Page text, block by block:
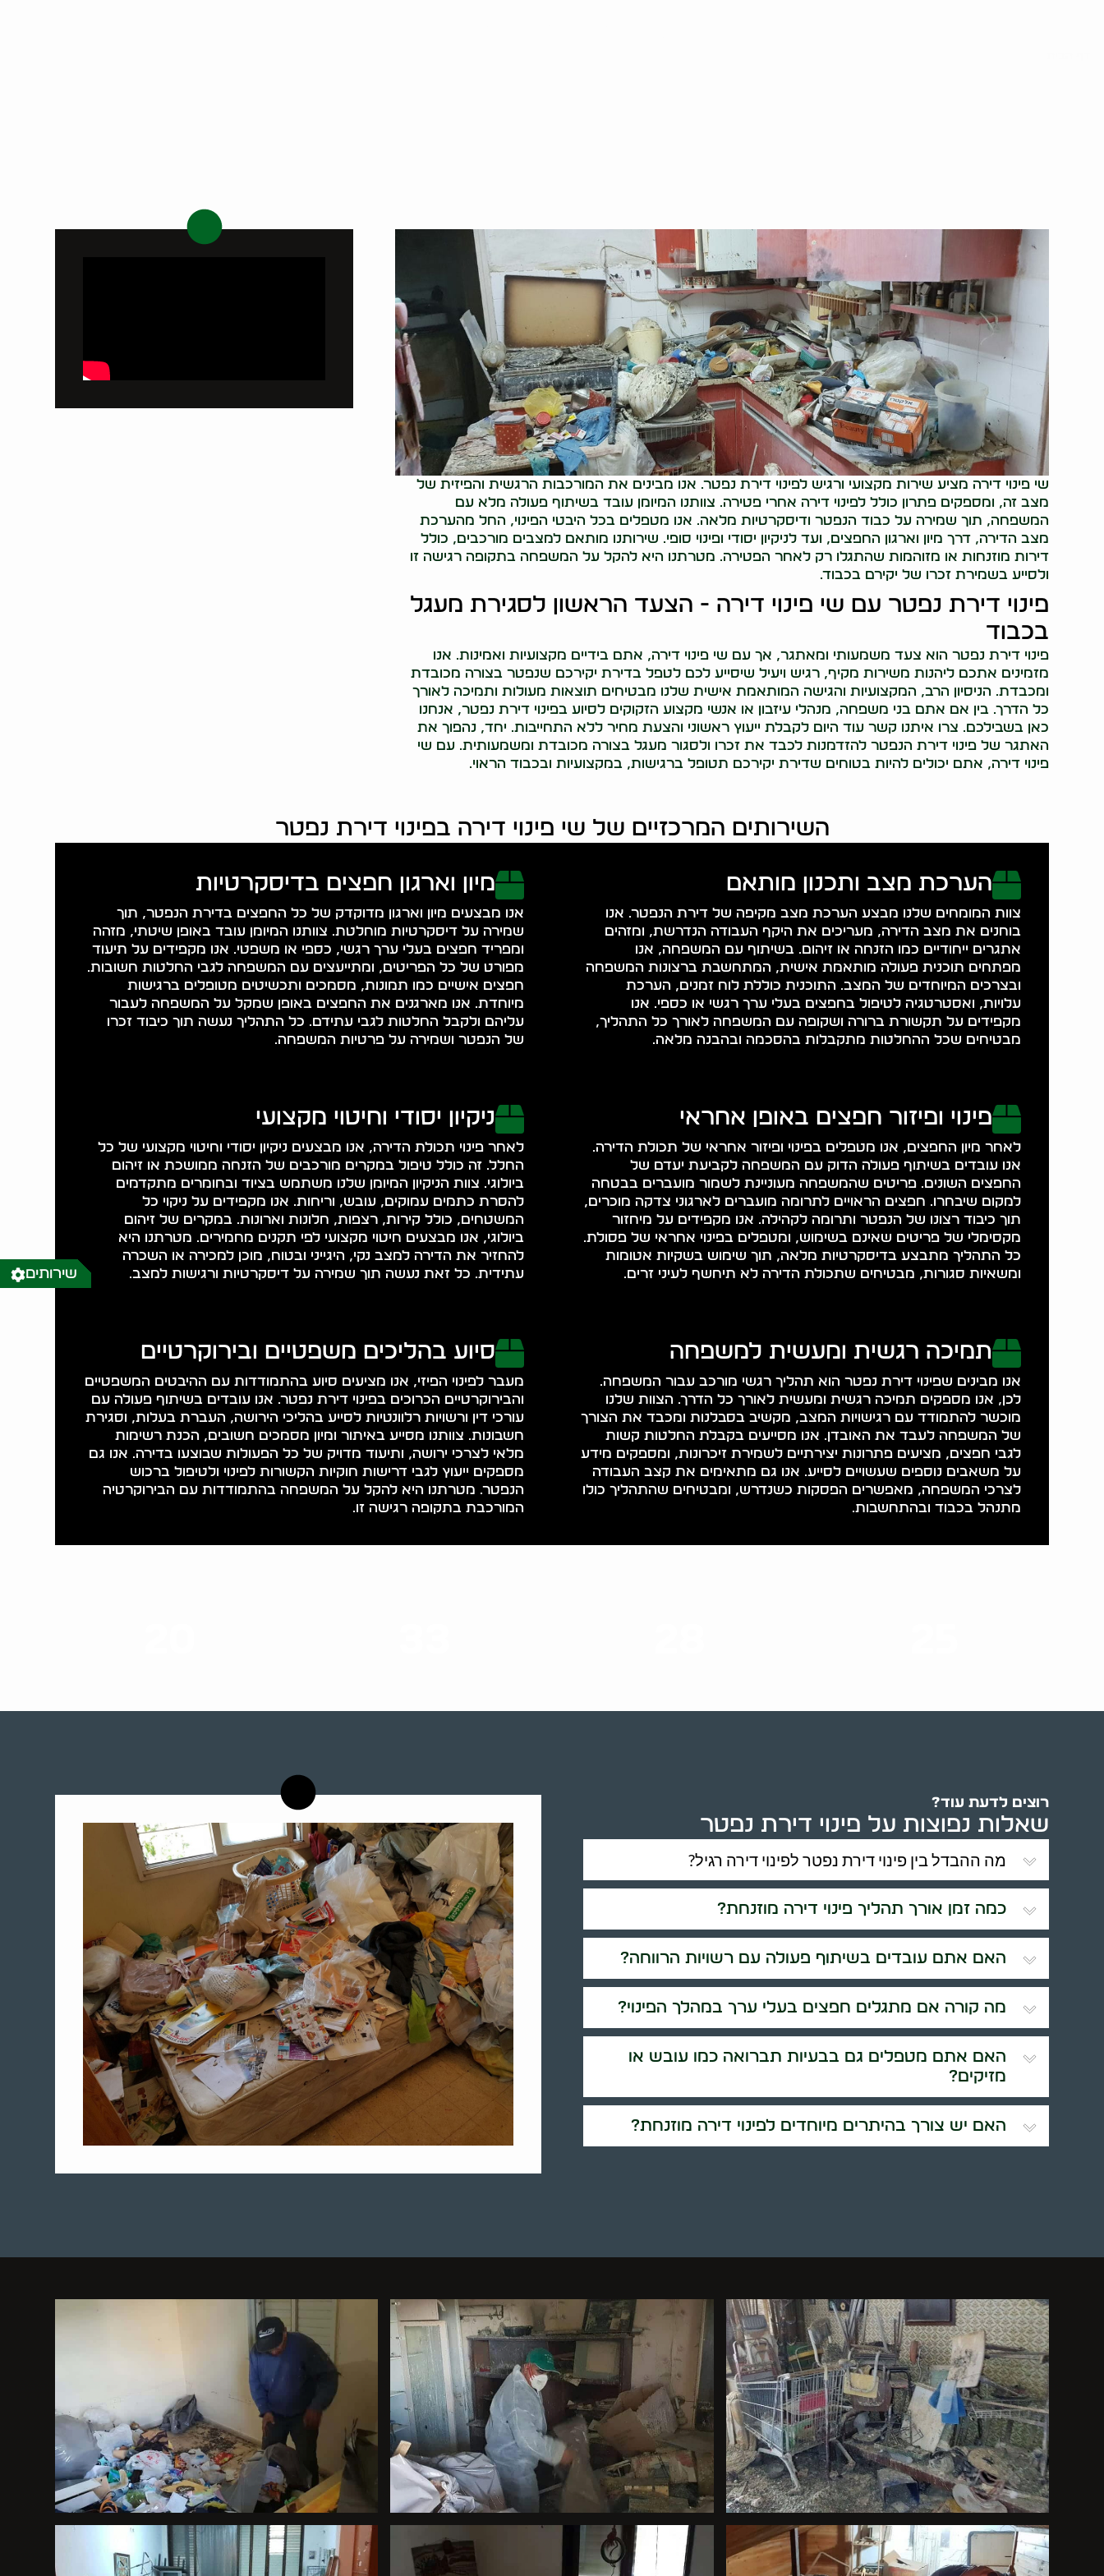
שי פינוי דירה מציע שירות מקצועי ורגיש לפינוי דירת נפטר. אנו מבינים את המורכבות הרגשית והפיזית של
מצב זה, ומספקים פתרון כולל לפינוי דירה אחרי פטירה. צוותנו המיומן עובד בשיתוף פעולה מלא עם
המשפחה, תוך שמירה על כבוד הנפטר ודיסקרטיות מלאה. אנו מטפלים בכל היבטי הפינוי, החל מהערכת
מצב הדירה, דרך מיון וארגון החפצים, ועד לניקיון יסודי ופינוי סופי. שירותנו מותאם למצבים מורכבים, כולל
דירות מוזנחות או מזוהמות שהתגלו רק לאחר הפטירה. מטרתנו היא להקל על המשפחה בתקופה רגישה זו
ולסייע בשמירת זכרו של יקירם בכבוד.
פינוי דירת נפטר עם שי פינוי דירה - הצעד הראשון לסגירת מעגל
בכבוד
פינוי דירת נפטר הוא צעד משמעותי ומאתגר, אך עם שי פינוי דירה, אתם בידיים מקצועיות ואמינות. אנו
מזמינים אתכם ליהנות משירות מקיף, רגיש ויעיל שיסייע לכם לטפל בדירת יקירכם שנפטר בצורה מכובדת
ומכבדת. הניסיון הרב, המקצועיות והגישה המותאמת אישית שלנו מבטיחים תוצאות מעולות ותמיכה לאורך
כל הדרך. בין אם אתם בני משפחה, מנהלי עיזבון או אנשי מקצוע הזקוקים לסיוע בפינוי דירת נפטר, אנחנו
כאן בשבילכם. צרו איתנו קשר עוד היום לקבלת ייעוץ ראשוני והצעת מחיר ללא התחייבות. יחד, נהפוך את
האתגר של פינוי דירת הנפטר להזדמנות לכבד את זכרו ולסגור מעגל בצורה מכובדת ומשמעותית. עם שי
פינוי דירה, אתם יכולים להיות בטוחים שדירת יקירכם תטופל ברגישות, במקצועיות ובכבוד הראוי.
השירותים המרכזיים של שי פינוי דירה בפינוי דירת נפטר
הערכת מצב ותכנון מותאם
צוות המומחים שלנו מבצע הערכת מצב מקיפה של דירת הנפטר. אנו
בוחנים את מצב הדירה, מעריכים את היקף העבודה הנדרשת, ומזהים
אתגרים ייחודיים כמו הזנחה או זיהום. בשיתוף עם המשפחה, אנו
מפתחים תוכנית פעולה מותאמת אישית, המתחשבת ברצונות המשפחה
ובצרכים המיוחדים של המצב. התוכנית כוללת לוח זמנים, הערכת
עלויות, ואסטרטגיה לטיפול בחפצים בעלי ערך רגשי או כספי. אנו
מקפידים על תקשורת ברורה ושקופה עם המשפחה לאורך כל התהליך,
מבטיחים שכל ההחלטות מתקבלות בהסכמה ובהבנה מלאה.
מיון וארגון חפצים בדיסקרטיות
אנו מבצעים מיון וארגון מדוקדק של כל החפצים בדירת הנפטר, תוך
שמירה על דיסקרטיות מוחלטת. צוותנו המיומן עובד באופן שיטתי, מזהה
ומפריד חפצים בעלי ערך רגשי, כספי או משפטי. אנו מקפידים על תיעוד
מפורט של כל הפריטים, ומתייעצים עם המשפחה לגבי החלטות חשובות.
חפצים אישיים כמו תמונות, מסמכים ותכשיטים מטופלים ברגישות
מיוחדת. אנו מארגנים את החפצים באופן שמקל על המשפחה לעבור
עליהם ולקבל החלטות לגבי עתידם. כל התהליך נעשה תוך כיבוד זכרו
של הנפטר ושמירה על פרטיות המשפחה.
פינוי ופיזור חפצים באופן אחראי
לאחר מיון החפצים, אנו מטפלים בפינוי ופיזור אחראי של תכולת הדירה.
אנו עובדים בשיתוף פעולה הדוק עם המשפחה לקביעת יעדם של
החפצים השונים. פריטים שהמשפחה מעוניינת לשמור מועברים בבטחה
למקום שיבחרו. חפצים הראויים לתרומה מועברים לארגוני צדקה מוכרים,
תוך כיבוד רצונו של הנפטר ותרומה לקהילה. אנו מקפידים על מיחזור
מקסימלי של פריטים שאינם בשימוש, ומטפלים בפינוי אחראי של פסולת.
כל התהליך מתבצע בדיסקרטיות מלאה, תוך שימוש בשקיות אטומות
ומשאיות סגורות, מבטיחים שתכולת הדירה לא תיחשף לעיני זרים.
ניקיון יסודי וחיטוי מקצועי
לאחר פינוי תכולת הדירה, אנו מבצעים ניקיון יסודי וחיטוי מקצועי של כל
החלל. זה כולל טיפול במקרים מורכבים של הזנחה ממושכת או זיהום
ביולוגי. צוות הניקיון המיומן שלנו משתמש בציוד ובחומרים מתקדמים
להסרת כתמים עמוקים, עובש, וריחות. אנו מקפידים על ניקוי כל
המשטחים, כולל קירות, רצפות, חלונות וארונות. במקרים של זיהום
ביולוגי, אנו מבצעים חיטוי מקצועי לפי תקנים מחמירים. מטרתנו היא
להחזיר את הדירה למצב נקי, היגייני ובטוח, מוכן למכירה או השכרה
עתידית. כל זאת נעשה תוך שמירה על דיסקרטיות ורגישות למצב.
תמיכה רגשית ומעשית למשפחה
אנו מבינים שפינוי דירת נפטר הוא תהליך רגשי מורכב עבור המשפחה.
לכן, אנו מספקים תמיכה רגשית ומעשית לאורך כל הדרך. הצוות שלנו
מוכשר להתמודד עם רגישויות המצב, מקשיב בסבלנות ומכבד את הצורך
של המשפחה לעבד את האובדן. אנו מסייעים בקבלת החלטות קשות
לגבי חפצים, מציעים פתרונות יצירתיים לשמירת זיכרונות, ומספקים מידע
על משאבים נוספים שעשויים לסייע. אנו גם מתאימים את קצב העבודה
לצרכי המשפחה, מאפשרים הפסקות כשנדרש, ומבטיחים שהתהליך כולו
מתנהל בכבוד ובהתחשבות.
סיוע בהליכים משפטיים ובירוקרטיים
מעבר לפינוי הפיזי, אנו מציעים סיוע בהתמודדות עם ההיבטים המשפטיים
והבירוקרטיים הכרוכים בפינוי דירת נפטר. אנו עובדים בשיתוף פעולה עם
עורכי דין ורשויות רלוונטיות לסייע בהליכי הירושה, העברת בעלות, וסגירת
חשבונות. צוותנו מסייע באיתור ומיון מסמכים חשובים, הכנת רשימות
מלאי לצרכי ירושה, ותיעוד מדויק של כל הפעולות שבוצעו בדירה. אנו גם
מספקים ייעוץ לגבי דרישות חוקיות הקשורות לפינוי ולטיפול ברכוש
הנפטר. מטרתנו היא להקל על המשפחה בהתמודדות עם הבירוקרטיה
המורכבת בתקופה רגישה זו.
רוצים לדעת עוד?
שאלות נפוצות על פינוי דירת נפטר
מה ההבדל בין פינוי דירת נפטר לפינוי דירה רגיל?
כמה זמן אורך תהליך פינוי דירה מוזנחת?
האם אתם עובדים בשיתוף פעולה עם רשויות הרווחה?
מה קורה אם מתגלים חפצים בעלי ערך במהלך הפינוי?
האם אתם מטפלים גם בבעיות תברואה כמו עובש או
מזיקים?
האם יש צורך בהיתרים מיוחדים לפינוי דירה מוזנחת?
שירותים